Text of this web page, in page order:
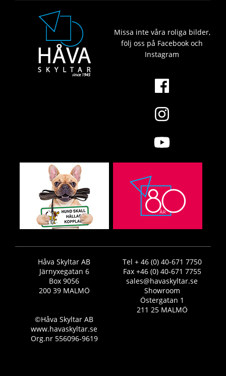
Missa inte våra roliga bilder,
följ oss på Facebook och
Instagram
Håva Skyltar AB
Järnyxegatan 6
Box 9056
200 39 MALMÖ
Tel + 46 (0) 40-671 7750
Fax +46 (0) 40-671 7755
sales@havaskyltar.se
Showroom
Östergatan 1
211 25 MALMÖ
©Håva Skyltar AB
www.havaskyltar.se
Org.nr 556096-9619